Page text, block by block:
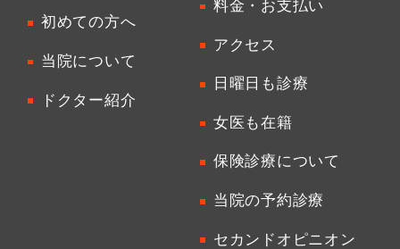
初めての方へ
当院について
ドクター紹介
料金・お支払い
アクセス
日曜日も診療
女医も在籍
保険診療について
当院の予約診療
セカンドオピニオン